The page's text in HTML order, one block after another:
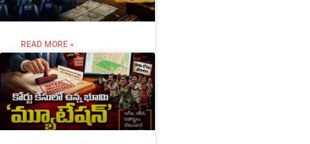
READ MORE »